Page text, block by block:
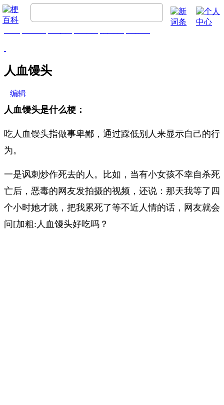
人血馒头
编辑
人血馒头是什么梗：
吃人血馒头指做事卑鄙，通过踩低别人来显示自己的行
为。
一是讽刺炒作死去的人。比如，当有小女孩不幸自杀死
亡后，恶毒的网友发拍摄的视频，还说：那天我等了四
个小时她才跳，把我累死了等不近人情的话，网友就会
问[加粗:人血馒头好吃吗？